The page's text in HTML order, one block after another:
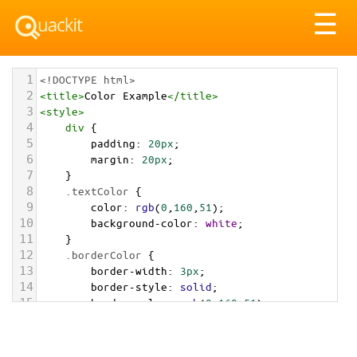
☰
1 <!DOCTYPE html>
2 <title>Color Example</title>
3 <style>
4 div {
5 padding: 20px;
6 margin: 20px;
7 }
8 .textColor {
9 color: rgb(0 160 51 );
10 background-color: white;
11 }
12 .borderColor {
13 border-width: 3px;
14 border-style: solid;
15 border-color: rgb(0,160,51);